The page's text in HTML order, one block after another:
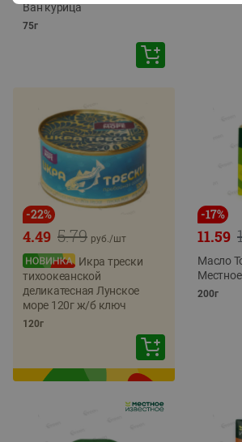
Ван курица
75г
-22%
5.79
4.49 руб./шт
Икра трески
тихоокеанской
деликатесная Лунское
море 120г ж/б ключ
120г
-17%
11.59
Масло
200г